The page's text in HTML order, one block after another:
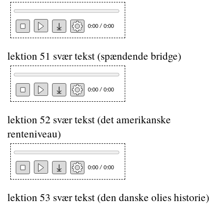
0:00 / 0:00
lektion 51 svær tekst (spændende bridge)
0:00 / 0:00
lektion 52 svær tekst (det amerikanske
renteniveau)
0:00 / 0:00
lektion 53 svær tekst (den danske olies historie)